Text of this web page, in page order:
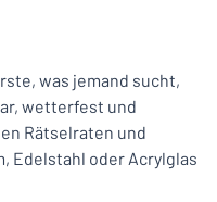
Klebebuchstaben
Aluminiumschilder im
Emaillestil
was jemand sucht,
wetterfest und
Rätselraten und
Edelstahl oder Acrylglas